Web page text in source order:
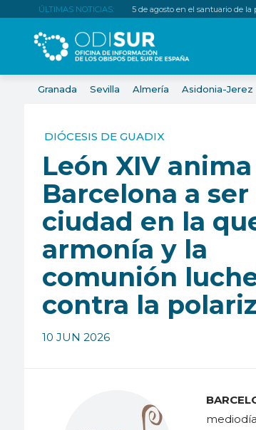
ÚLTIMAS NOTICIAS: 5 de agosto en el santuario de la
Granada Sevilla Almería Asidonia-Jerez
DIÓCESIS DE GUADIX
León XIV anima
Barcelona a ser
ciudad en la
armonía y la
comunión
contra la
10 JUN 2026